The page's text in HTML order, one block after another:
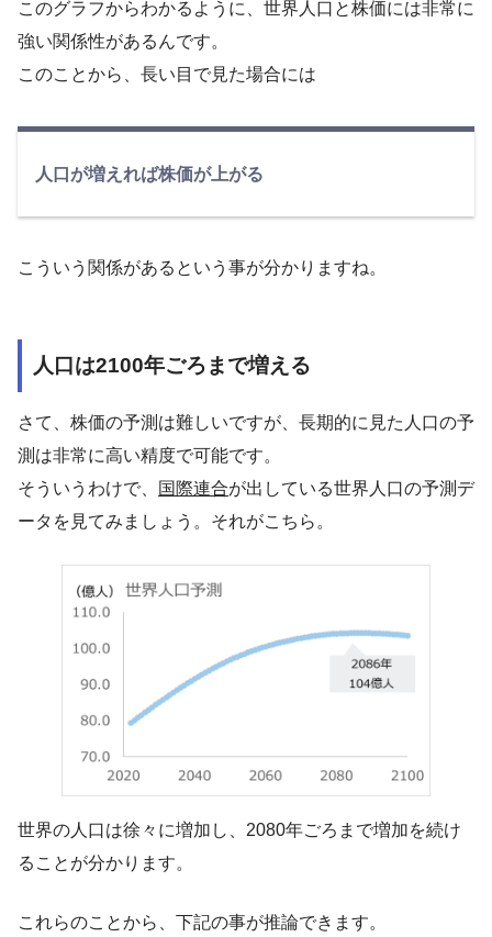
このグラフからわかるように、世界人口と株価には非常に
強い関係性があるんです。
このことから、長い目で見た場合には
人口が増えれば株価が上がる
こういう関係があるという事が分かりますね。
人口は2100年ごろまで増える
さて、株価の予測は難しいですが、長期的に見た人口の予
測は非常に高い精度で可能です。
そういうわけで、
国際連合が出している世界人口の予測デ
ータを見てみましょう。それがこちら。
世界の人口は徐々に増加し、2080年ごろまで増加を続け
ることが分かります。
これらのことから、下記の事が推論できます。